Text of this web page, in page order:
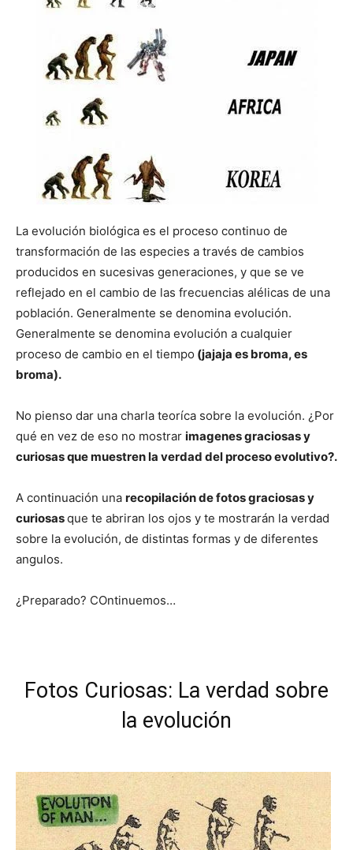
La evolución biológica es el proceso continuo de
transformación de las especies a través de cambios
producidos en sucesivas generaciones, y que se ve
reflejado en el cambio de las frecuencias alélicas de una
población. Generalmente se denomina evolución.
Generalmente se denomina evolución a cualquier
proceso de cambio en el tiempo (jajaja es broma, es
broma).
No pienso dar una charla teoríca sobre la evolución. ¿Por
qué en vez de eso no mostrar imagenes graciosas y
curiosas que muestren la verdad del proceso evolutivo?.
A continuación una recopilación de fotos graciosas y
curiosasque te abriran los ojos y te mostrarán la verdad
sobre la evolución, de distintas formas y de diferentes
angulos.
¿Preparado? COntinuemos…
Fotos Curiosas: La verdad sobre
la evolución